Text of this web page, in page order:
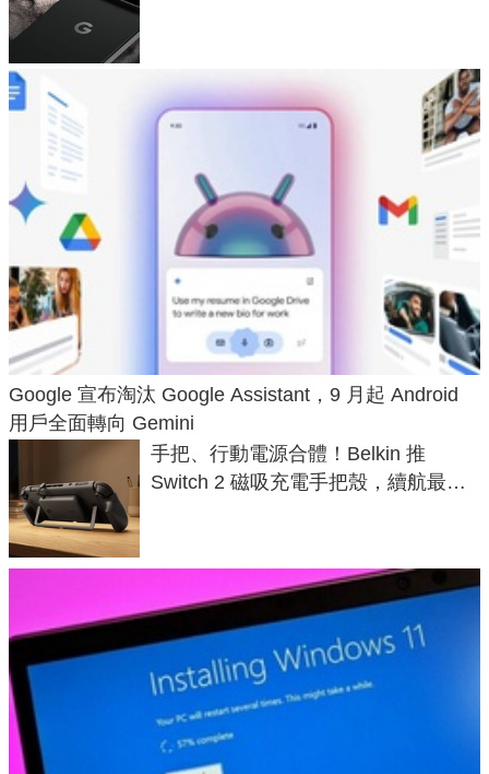
Google 宣布淘汰 Google Assistant，9 月起 Android
用戶全面轉向 Gemini
手把、行動電源合體！Belkin 推
Switch 2 磁吸充電手把殼，續航最高